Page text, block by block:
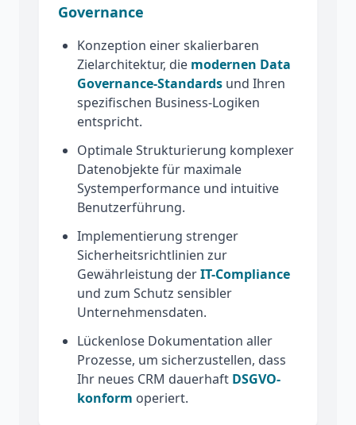
Governance
Konzeption einer skalierbaren
Zielarchitektur, die modernen Data
Governance-Standards und Ihren
spezifischen Business-Logiken
entspricht.
Optimale Strukturierung komplexer
Datenobjekte für maximale
Systemperformance und intuitive
Benutzerführung.
Implementierung strenger
Sicherheitsrichtlinien zur
Gewährleistung derIT-Compliance
und zum Schutz sensibler
Unternehmensdaten.
Lückenlose Dokumentation aller
Prozesse, um sicherzustellen, dass
Ihr neues CRM dauerhaft DSGVO-
konform operiert.